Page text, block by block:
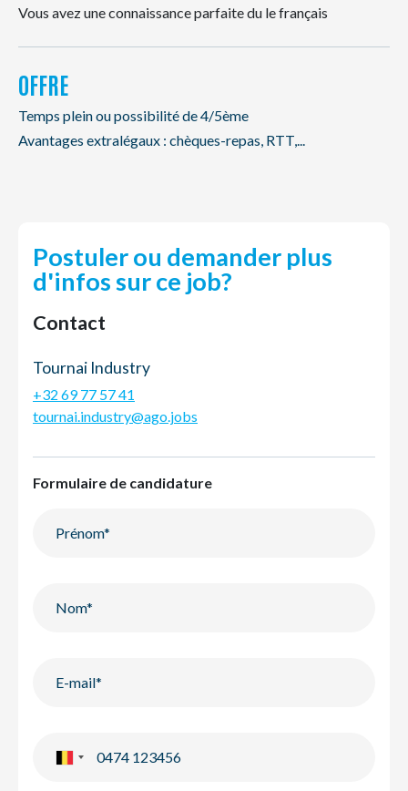
Vous avez une connaissance parfaite du le français
OFFRE
Temps plein ou possibilité de 4/5ème
Avantages extralégaux : chèques-repas, RTT,...
Postuler ou demander plus
d'infos sur ce job?
Contact
Tournai Industry
+32 69 77 57 41
tournai.industry@ago.jobs
Formulaire de candidature